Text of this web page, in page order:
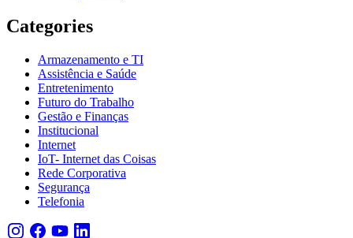
Categories
Armazenamento e TI
Assistência e Saúde
Entretenimento
Futuro do Trabalho
Gestão e Finanças
Institucional
Internet
IoT- Internet das Coisas
Rede Corporativa
Segurança
Telefonia